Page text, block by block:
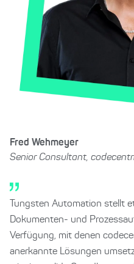
Fred Wehmeyer
Senior Consultant,
Tungsten Automation stellt
Dokumenten- und
Verfügung, mit denen
anerkannte Lösungen